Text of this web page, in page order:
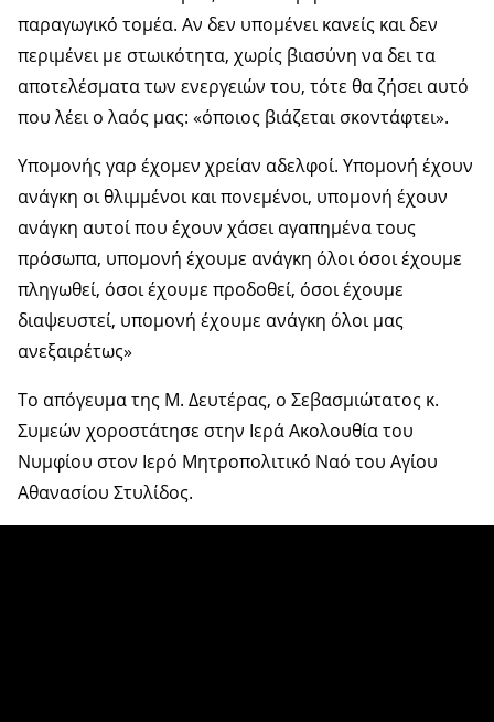
παραγωγικό τομέα. Αν δεν υπομένει κανείς και δεν
περιμένει με στωικότητα, χωρίς βιασύνη να δει τα
αποτελέσματα των ενεργειών του, τότε θα ζήσει αυτό
που λέει ο λαός μας: «όποιος βιάζεται σκοντάφτει».
Υπομονής γαρ έχομεν χρείαν αδελφοί. Υπομονή έχουν
ανάγκη οι θλιμμένοι και πονεμένοι, υπομονή έχουν
ανάγκη αυτοί που έχουν χάσει αγαπημένα τους
πρόσωπα, υπομονή έχουμε ανάγκη όλοι όσοι έχουμε
πληγωθεί, όσοι έχουμε προδοθεί, όσοι έχουμε
διαψευστεί, υπομονή έχουμε ανάγκη όλοι μας
ανεξαιρέτως»
Το απόγευμα της Μ. Δευτέρας, ο Σεβασμιώτατος κ.
Συμεών χοροστάτησε στην Ιερά Ακολουθία του
Νυμφίου στον Ιερό Μητροπολιτικό Ναό του Αγίου
Αθανασίου Στυλίδος.